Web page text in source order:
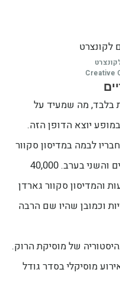
Creative
בלבד, מה שמעיד על
יוצא הדופן הזה.
עלו הריסון וחבריו לבמה במדיסון סקוור
גארדן לשני מופעים: האחד בצהריים והשני בערב. 40,000
והמדיסון סקוור גארדן
וכמובן שהיו שם הרבה
של מוסיקת הרוק.
מוסיקלי בסדר גודל